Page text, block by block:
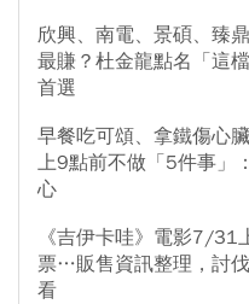
欣興、南電、景碩、臻
最賺？杜金龍點名「這
首選
早餐吃可頌、拿鐵傷心
上9點前不做「5件事」
心
《吉伊卡哇》電影7/31
票…販售資訊整理，討
看